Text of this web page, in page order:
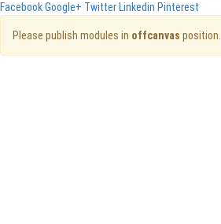
FacebookGoogle+ Twitter Linkedin Pinterest
Please publish modules in offcanvas position.